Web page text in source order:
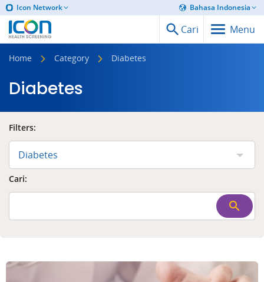
Icon Network Bahasa Indonesia
Cari Menu
Home Category Diabetes
Diabetes
Filters:
Diabetes
Cari: